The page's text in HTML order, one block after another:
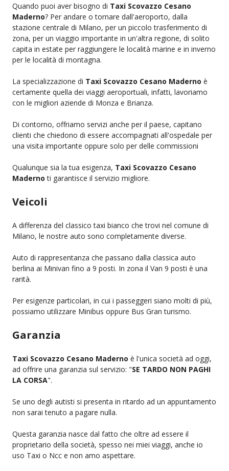
Quando puoi aver bisogno di Taxi Scovazzo Cesano
Maderno? Per andare o tornare dall'aeroporto, dalla
stazione centrale di Milano, per un piccolo trasferimento di
zona, per un viaggio importante in un'altra regione, di solito
capita in estate per raggiungere le località marine e in inverno
per le località di montagna.
La specializzazione di Taxi Scovazzo Cesano Maderno è
certamente quella dei viaggi aeroportuali, infatti, lavoriamo
con le migliori aziende di Monza e Brianza.
Di contorno, offriamo servizi anche per il paese, capitano
clienti che chiedono di essere accompagnati all'ospedale per
una visita importante oppure solo per delle commissioni
Qualunque sia la tua esigenza, Taxi Scovazzo Cesano
Maderno ti garantisce il servizio migliore.
Veicoli
A differenza del classico taxi bianco che trovi nel comune di
Milano, le nostre auto sono completamente diverse.
Auto di rappresentanza che passano dalla classica auto
berlina ai Minivan fino a 9 posti. In zona il Van 9 posti è una
rarità.
Per esigenze particolari, in cui i passeggeri siano molti di più,
possiamo utilizzare Minibus oppure Bus Gran turismo.
Garanzia
Taxi Scovazzo Cesano Maderno è l'unica società ad oggi,
ad offrire una garanzia sul servizio: "SE TARDO NON PAGHI
LA CORSA".
Se uno degli autisti si presenta in ritardo ad un appuntamento
non sarai tenuto a pagare nulla.
Questa garanzia nasce dal fatto che oltre ad essere il
proprietario della società, spesso nei miei viaggi, anche io
uso Taxi o Ncc e non amo aspettare.